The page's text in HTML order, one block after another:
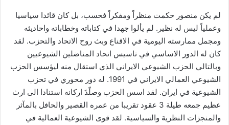
لم يكن منصور حكمت منظراً ومفكراً فحسب، بل كان قائدا سياسيا
وعملياً ليس له نظير. لم يألوا جهدا في كتاباته وخطاباته واحاديثه
ومجمل ممارسته اليومية في الاقناع وبث روح الاتحاد والتحزب. لقد
كان له الدور الاساسي في تاسيس اتحاد المناضلين الشيوعيين
وبالتالي الحزب الشيوعي الايراني الذي استقال منه ليؤسس الحزب
الشيوعي العمالي الايراني في 1991. له دور محوري في تحزب
الشيوعية في ايران. لقد اسس الحزب وصلّدَ اركانه استنادا الى ارث
عظيم جمعه طيلة 3 عقود تقريبا من عمره القصير والحافل بالمآثر
والمنجزات النظرية والسياسية. لقد قوى الشيوعية العمالية في